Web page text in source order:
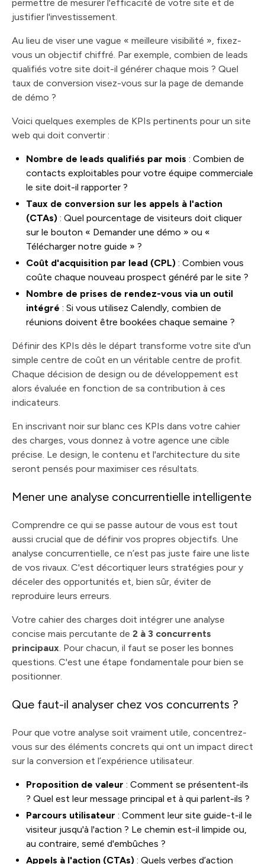
permettre de mesurer l'efficacité de votre site et de
justifier l'investissement.
Au lieu de viser une vague « meilleure visibilité », fixez-
vous un objectif chiffré. Par exemple, combien de leads
qualifiés votre site doit-il générer chaque mois ? Quel
taux de conversion visez-vous sur la page de demande
de démo ?
Voici quelques exemples de KPIs pertinents pour un site
web qui doit convertir :
Nombre de leads qualifiés par mois : Combien de
contacts exploitables pour votre équipe commerciale
le site doit-il rapporter ?
Taux de conversion sur les appels à l'action
(CTAs) : Quel pourcentage de visiteurs doit cliquer
sur le bouton « Demander une démo » ou «
Télécharger notre guide » ?
Coût d'acquisition par lead (CPL) : Combien vous
coûte chaque nouveau prospect généré par le site ?
Nombre de prises de rendez-vous via un outil
intégré : Si vous utilisez Calendly, combien de
réunions doivent être bookées chaque semaine ?
Définir des KPIs dès le départ transforme votre site d'un
simple centre de coût en un véritable centre de profit.
Chaque décision de design ou de développement est
alors évaluée en fonction de sa contribution à ces
indicateurs.
En inscrivant noir sur blanc ces KPIs dans votre cahier
des charges, vous donnez à votre agence une cible
précise. Le design, le contenu et l'architecture du site
seront pensés pour maximiser ces résultats.
Mener une analyse concurrentielle intelligente
Comprendre ce qui se passe autour de vous est tout
aussi crucial que de définir vos propres objectifs. Une
analyse concurrentielle, ce n’est pas juste faire une liste
de vos rivaux. C'est décortiquer leurs stratégies pour y
déceler des opportunités et, bien sûr, éviter de
reproduire leurs erreurs.
Votre cahier des charges doit intégrer une analyse
concise mais percutante de 2 à 3 concurrents
principaux. Pour chacun, il faut se poser les bonnes
questions. C'est une étape fondamentale pour bien se
positionner.
Que faut-il analyser chez vos concurrents ?
Pour que votre analyse soit vraiment utile, concentrez-
vous sur des éléments concrets qui ont un impact direct
sur la conversion et l’expérience utilisateur.
Proposition de valeur : Comment se présentent-ils
? Quel est leur message principal et à qui parlent-ils ?
Parcours utilisateur : Comment leur site guide-t-il le
visiteur jusqu'à l'action ? Le chemin est-il limpide ou,
au contraire, semé d'embûches ?
Appels à l'action (CTAs) : Quels verbes d’action